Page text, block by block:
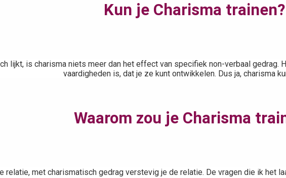
Kun je Charisma trainen?
lijkt, is charisma niets meer dan het effect van specifiek non-verbaal gedrag.
vaardigheden is, dat je ze kunt ontwikkelen. Dus ja, charisma
Waarom zou je Charisma
met charismatisch gedrag verstevig je de relatie. De vragen die ik het